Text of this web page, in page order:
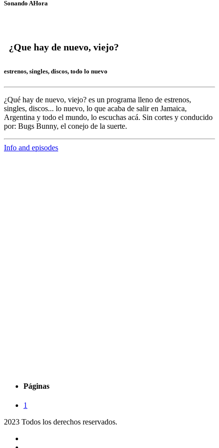
Sonando AHora
¿Que hay de nuevo, viejo?
estrenos, singles, discos, todo lo nuevo
¿Qué hay de nuevo, viejo? es un programa lleno de estrenos,
singles, discos... lo nuevo, lo que acaba de salir en Jamaica,
Argentina y todo el mundo, lo escuchas acá. Sin cortes y conducido
por: Bugs Bunny, el conejo de la suerte.
Info and episodes
Páginas
1
2023 Todos los derechos reservados.